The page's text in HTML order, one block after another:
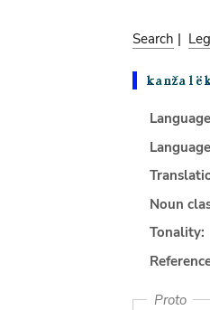
Search |
Noun
Tonality:
Proto